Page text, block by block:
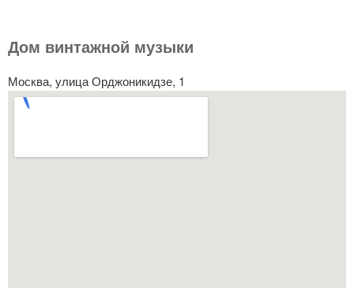
Дом винтажной музыки
Москва, улица Орджоникидзе, 1